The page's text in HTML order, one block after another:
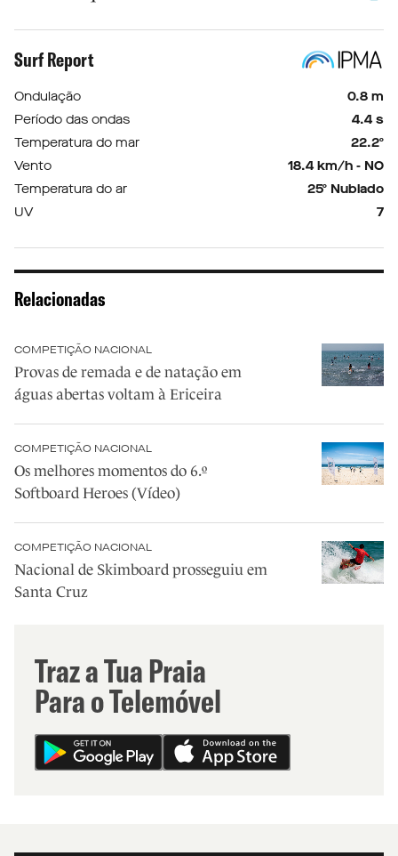
Surf Report
Ondulação
0.8 m
Período das ondas
4.4 s
Temperatura do mar
22.2º
Vento
18.4 km/h - NO
Temperatura do ar
25º Nublado
UV
7
Relacionadas
COMPETIÇÃO NACIONAL
Provas de remada e de natação em
águas abertas voltam à Ericeira
COMPETIÇÃO NACIONAL
Os melhores momentos do 6.º
Softboard Heroes (Vídeo)
COMPETIÇÃO NACIONAL
Nacional de Skimboard prosseguiu em
Santa Cruz
Traz a Tua Praia
Para o Telemóvel